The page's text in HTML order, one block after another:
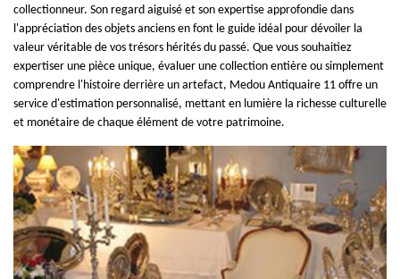
collectionneur. Son regard aiguisé et son expertise approfondie dans
l'appréciation des objets anciens en font le guide idéal pour dévoiler la
valeur véritable de vos trésors hérités du passé. Que vous souhaitiez
expertiser une pièce unique, évaluer une collection entière ou simplement
comprendre l'histoire derrière un artefact, Medou Antiquaire 11 offre un
service d'estimation personnalisé, mettant en lumière la richesse culturelle
et monétaire de chaque élément de votre patrimoine.